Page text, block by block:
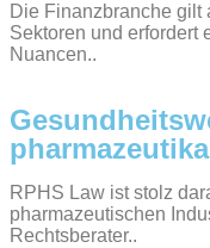
Die Finanzbranche gilt
Sektoren und erfordert
Nuancen..
pharmazeutika
RPHS Law ist stolz
pharmazeutischen
Rechtsberater..